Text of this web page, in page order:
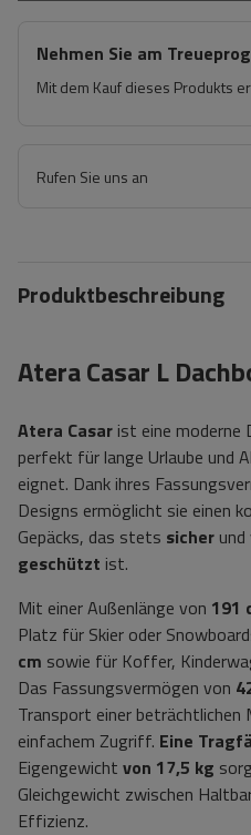
Nehmen Sie am
Mit dem Kauf dieses Produkts
Rufen Sie uns an
Produktbeschreibung
Atera Casar L
Atera Casar ist eine moderne
perfekt für lange Urlaube und
eignet. Dank ihres
Designs ermöglicht sie einen
Gepäcks, das stets sicher
geschützt ist.
Mit einer Außenlänge von 191
Platz für Skier oder
cm sowie für Koffer,
Das Fassungsvermögen von
Transport einer beträchtlichen
einfachem Zugriff. Eine
Eigengewicht von 17,5 kg
Gleichgewicht zwischen
Effizienz.